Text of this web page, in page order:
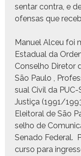
sen­tar con­tra, e
ofen­sas que
Manuel Alceu foi
Estad­ual da
Con­sel­ho Dire­tor
São Paulo ,
su­al Civ­il da
Justiça (1991/
Eleitoral de São
sel­ho de
Sena­do Fed­er­al.
cur­so para